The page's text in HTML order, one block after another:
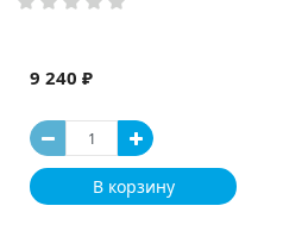
9 240 ₽
В корзину